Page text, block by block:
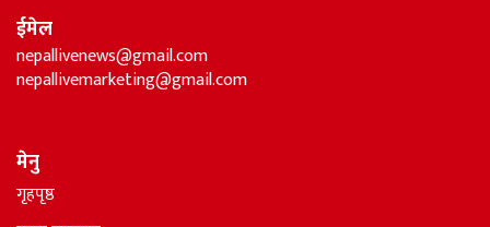
ईमेल
nepallivenews@gmail.com
nepallivemarketing@gmail.com
मेनु
गृहपृष्ठ